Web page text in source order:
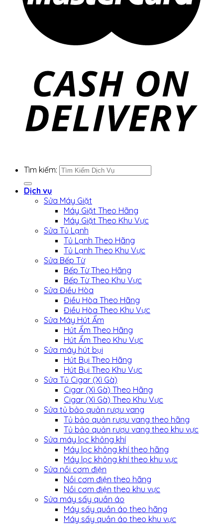
Tìm kiếm:
Dịch vụ
Sửa Máy Giặt
Máy Giặt Theo Hãng
Máy Giặt Theo Khu Vực
Sửa Tủ Lạnh
Tủ Lạnh Theo Hãng
Tủ Lạnh Theo Khu Vực
Sửa Bếp Từ
Bếp Từ Theo Hãng
Bếp Từ Theo Khu Vực
Sửa Điều Hòa
Điều Hòa Theo Hãng
Điều Hòa Theo Khu Vực
Sửa Máy Hút Ẩm
Hút Ẩm Theo Hãng
Hút Ẩm Theo Khu Vực
Sửa máy hút bụi
Hút Bụi Theo Hãng
Hút Bụi Theo Khu Vực
Sửa Tủ Cigar (Xì Gà)
Cigar (Xì Gà) Theo Hãng
Cigar (Xì Gà) Theo Khu Vực
Sửa tủ bảo quản rượu vang
Tủ bảo quản rượu vang theo hãng
Tủ bảo quản rượu vang theo khu vực
Sửa máy lọc không khí
Máy lọc không khí theo hãng
Máy lọc không khí theo khu vực
Sửa nồi cơm điện
Nồi cơm điện theo hãng
Nồi cơm điện theo khu vực
Sửa máy sấy quần áo
Máy sấy quần áo theo hãng
Máy sấy quần áo theo khu vực